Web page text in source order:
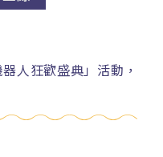
人狂歡盛典」活動，